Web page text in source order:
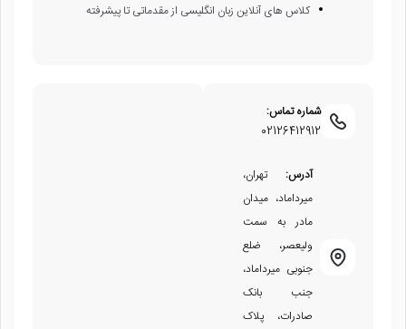
کلاس های آنلاین زبان انگلیسی از مقدماتی تا پیشرفته
شماره تماس:
02126412912
آدرس: تهران،
میرداماد، میدان
مادر به سمت
ولیعصر، ضلع
جنوبی میرداماد،
جنب بانک
صادرات، پلاک